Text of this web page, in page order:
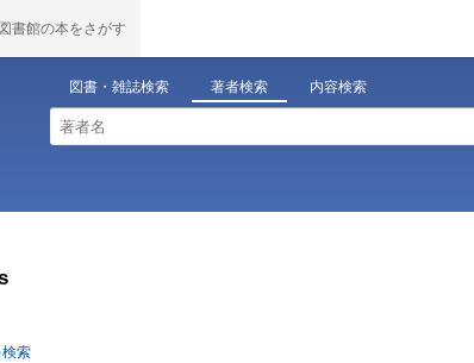
書館の本をさがす
図書・雑誌検索 著者検索 内容検索
検索